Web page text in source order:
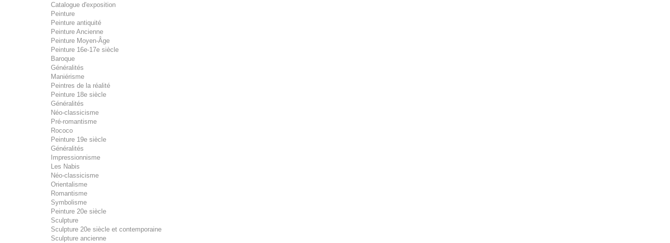
Catalogue d'exposition
Peinture
Peinture antiquité
Peinture Ancienne
Peinture Moyen-Âge
Peinture 16e-17e siècle
Baroque
Généralités
Maniérisme
Peintres de la réalité
Peinture 18e siècle
Généralités
Néo-classicisme
Pré-romantisme
Rococo
Peinture 19e siècle
Généralités
Impressionnisme
Les Nabis
Néo-classicisme
Orientalisme
Romantisme
Symbolisme
Peinture 20e siècle
Sculpture
Sculpture 20e siècle et contemporaine
Sculpture ancienne